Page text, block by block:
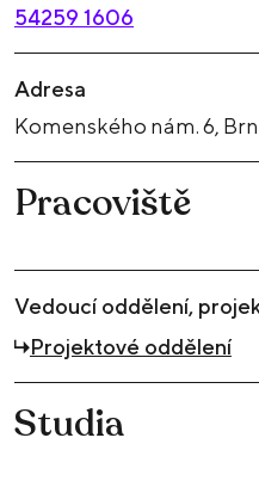
54259 1606
Adresa
Komenského nám. 6,
Pracoviště
Vedoucí oddělení,
Projektové oddělení
Studia